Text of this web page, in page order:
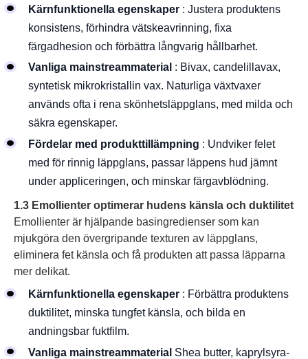
Kärnfunktionella egenskaper : Justera produktens
konsistens, förhindra vätskeavrinning, fixa
färgadhesion och förbättra långvarig hållbarhet.
Vanliga mainstreammaterial : Bivax, candelillavax,
syntetisk mikrokristallin vax. Naturliga växtvaxer
används ofta i rena skönhetsläppglans, med milda och
säkra egenskaper.
Fördelar med produkttillämpning : Undviker felet
med för rinnig läppglans, passar läppens hud jämnt
under appliceringen, och minskar färgavblödning.
1.3 Emollienter optimerar hudens känsla och duktilitet
Emollienter är hjälpande basingredienser som kan
mjukgöra den övergripande texturen av läppglans,
eliminera fet känsla och få produkten att passa läpparna
mer delikat.
Kärnfunktionella egenskaper : Förbättra produktens
duktilitet, minska tungfet känsla, och bilda en
andningsbar fuktfilm.
Vanliga mainstreammaterial Shea butter, kaprylsyra-